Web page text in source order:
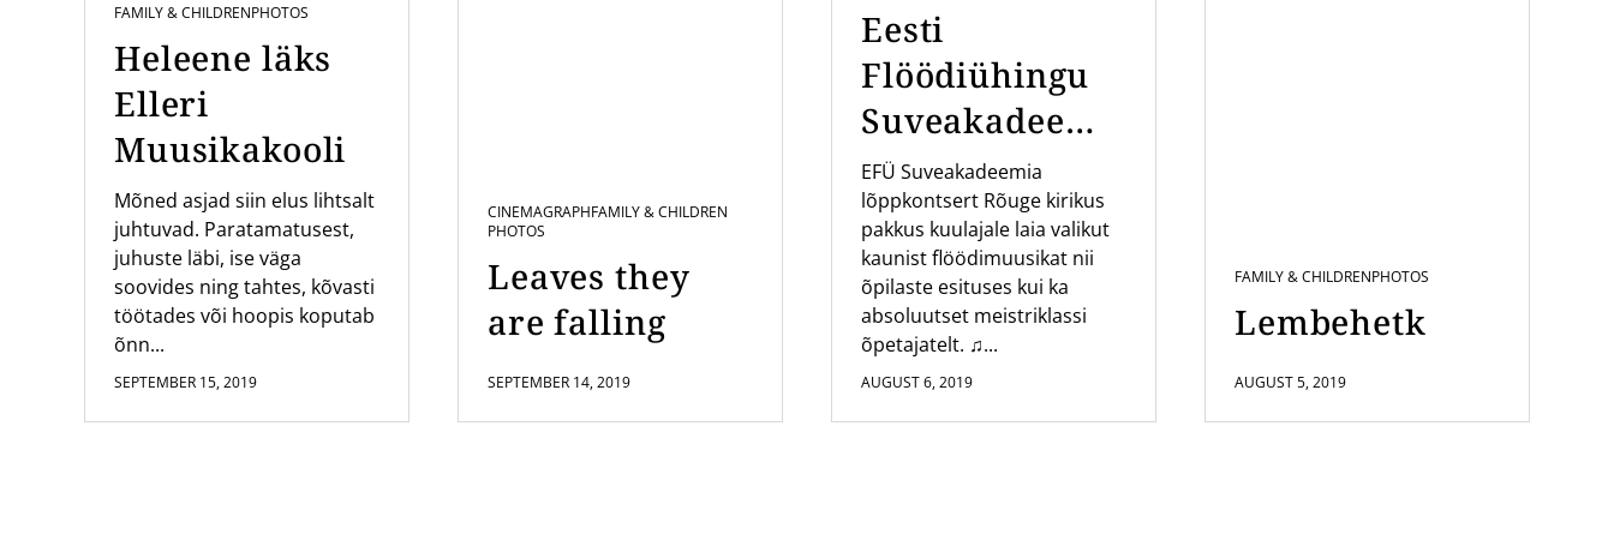
FAMILY & CHILDRENPHOTOS
Heleene läks
Elleri
Muusikakooli
Mõned asjad siin elus lihtsalt
juhtuvad. Paratamatusest,
juhuste läbi, ise väga
soovides ning tahtes, kõvasti
töötades või hoopis koputab
õnn...
SEPTEMBER 15, 2019
CINEMAGRAPHFAMILY & CHILDREN
PHOTOS
Leaves they
are falling
SEPTEMBER 14, 2019
Eesti
Flöödiühingu
Suveakadeemi
a kontsert
Rõuge Kirikus
EFÜ Suveakadeemia
lõppkontsert Rõuge kirikus
pakkus kuulajale laia valikut
kaunist flöödimuusikat nii
õpilaste esituses kui ka
absoluutset meistriklassi
õpetajatelt. ♫...
AUGUST 6, 2019
FAMILY & CHILDRENPHOTOS
Lembehetk
AUGUST 5, 2019